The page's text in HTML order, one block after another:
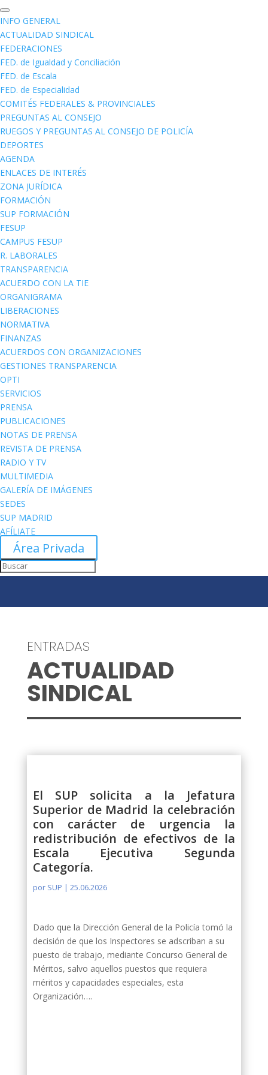
INFO GENERAL
ACTUALIDAD SINDICAL
FEDERACIONES
FED. de Igualdad y Conciliación
FED. de Escala
FED. de Especialidad
COMITÉS FEDERALES & PROVINCIALES
PREGUNTAS AL CONSEJO
RUEGOS Y PREGUNTAS AL CONSEJO DE POLICÍA
DEPORTES
AGENDA
ENLACES DE INTERÉS
ZONA JURÍDICA
FORMACIÓN
SUP FORMACIÓN
FESUP
CAMPUS FESUP
R. LABORALES
TRANSPARENCIA
ACUERDO CON LA TIE
ORGANIGRAMA
LIBERACIONES
NORMATIVA
FINANZAS
ACUERDOS CON ORGANIZACIONES
GESTIONES TRANSPARENCIA
OPTI
SERVICIOS
PRENSA
PUBLICACIONES
NOTAS DE PRENSA
REVISTA DE PRENSA
RADIO Y TV
MULTIMEDIA
GALERÍA DE IMÁGENES
SEDES
SUP MADRID
AFÍLIATE
Área Privada
ENTRADAS
ACTUALIDAD
SINDICAL
El SUP solicita a la Jefatura
Superior de Madrid la celebración
con carácter de urgencia la
redistribución de efectivos de la
Escala Ejecutiva Segunda
Categoría.
por SUP | 25.06.2026
Dado que la Dirección General de la Policía tomó la
decisión de que los Inspectores se adscriban a su
puesto de trabajo, mediante Concurso General de
Méritos, salvo aquellos puestos que requiera
méritos y capacidades especiales, esta
Organización….